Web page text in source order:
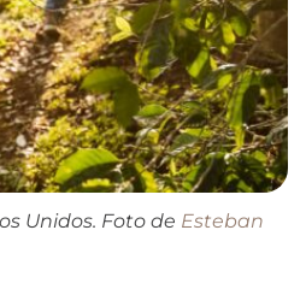
Unidos. Foto de Esteban